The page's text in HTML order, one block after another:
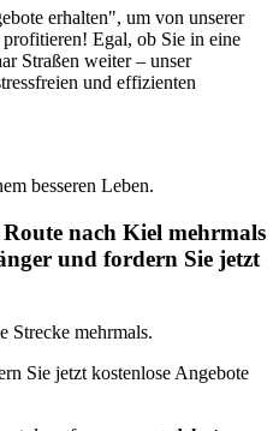
erhalten", um von unserer
Egal, ob Sie in eine
Straßen weiter – unser
und effizienten
besseren Leben.
nach Kiel mehrmals
und fordern Sie jetzt
Strecke mehrmals.
Sie jetzt kostenlose Angebote